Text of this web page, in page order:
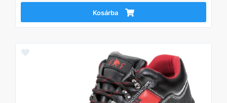
Kosárba